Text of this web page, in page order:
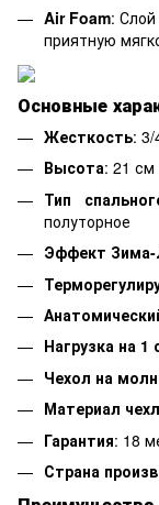
Air Foam:
приятную
Основные
Жесткость: 3/
Высота: 21 см
Тип
полуторное
Эффект
Нагрузка на 1
Чехол на
Материал
Гарантия: 18
Страна